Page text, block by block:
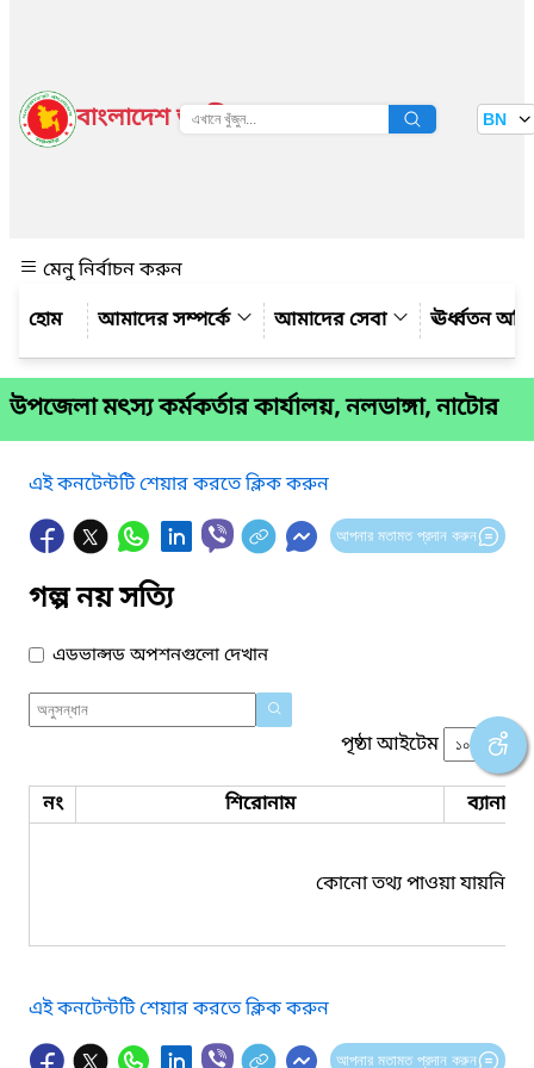
বাংলাদেশ জাতীয় তথ্য বাতায়ন BN
মেনু নির্বাচন করুন
আমাদের সম্পর্কে
আমাদের সেবা ঊর্ধ্বতন
উপজেলা মৎস্য কর্মকর্তার কার্যালয়, নলডাঙ্গা, নাটোর
এই কনটেন্টটি শেয়ার করতে ক্লিক করুন
আপনার মতামত প্রদান করুন
গল্প নয় সত্যি
এডভান্সড অপশনগুলো দেখান
পৃষ্ঠা আইটেম
নং শিরোনাম ব্যানার
কোনো তথ্য পাওয়া যায়নি।
এই কনটেন্টটি শেয়ার করতে ক্লিক করুন
আপনার মতামত প্রদান করুন